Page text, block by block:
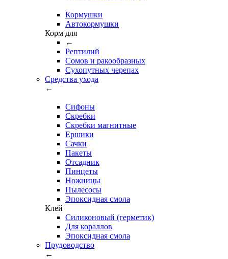
Кормушки
Автокормушки
Корм для
←
Рептилий
Сомов и ракообразных
Сухопутных черепах
Средства ухода
←
Сифоны
Скребки
Скребки магнитные
Ершики
Сачки
Пакеты
Отсадник
Пинцеты
Ножницы
Пылесосы
Эпоксидная смола
Клей
Силиконовый (герметик)
Для кораллов
Эпоксидная смола
Прудоводство
←